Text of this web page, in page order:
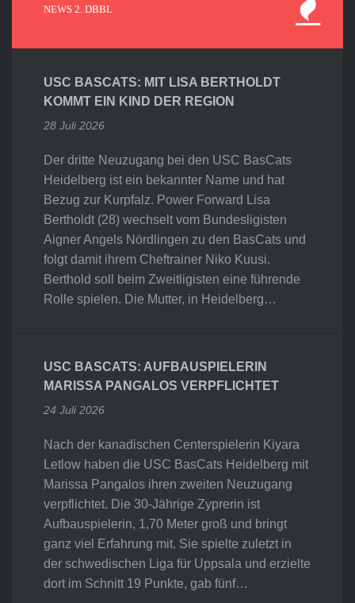
NEWS 2. DBBL
USC BASCATS: MIT LISA BERTHOLDT
KOMMT EIN KIND DER REGION
28 Juli 2026
Der dritte Neuzugang bei den USC BasCats
Heidelberg ist ein bekannter Name und hat
Bezug zur Kurpfalz. Power Forward Lisa
Bertholdt (28) wechselt vom Bundesligisten
Aigner Angels Nördlingen zu den BasCats und
folgt damit ihrem Cheftrainer Niko Kuusi.
Berthold soll beim Zweitligisten eine führende
Rolle spielen. Die Mutter, in Heidelberg…
USC BASCATS: AUFBAUSPIELERIN
MARISSA PANGALOS VERPFLICHTET
24 Juli 2026
Nach der kanadischen Centerspielerin Kiyara
Letlow haben die USC BasCats Heidelberg mit
Marissa Pangalos ihren zweiten Neuzugang
verpflichtet. Die 30-Jährige Zyprerin ist
Aufbauspielerin, 1,70 Meter groß und bringt
ganz viel Erfahrung mit. Sie spielte zuletzt in
der schwedischen Liga für Uppsala und erzielte
dort im Schnitt 19 Punkte, gab fünf…